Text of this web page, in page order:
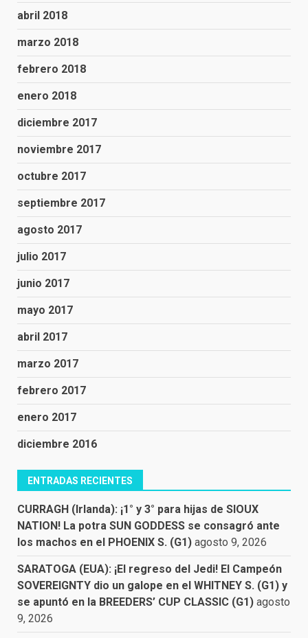
abril 2018
marzo 2018
febrero 2018
enero 2018
diciembre 2017
noviembre 2017
octubre 2017
septiembre 2017
agosto 2017
julio 2017
junio 2017
mayo 2017
abril 2017
marzo 2017
febrero 2017
enero 2017
diciembre 2016
ENTRADAS RECIENTES
CURRAGH (Irlanda): ¡1° y 3° para hijas de SIOUX
NATION! La potra SUN GODDESS se consagró ante
los machos en el PHOENIX S. (G1) agosto 9, 2026
SARATOGA (EUA): ¡El regreso del Jedi! El Campeón
SOVEREIGNTY dio un galope en el WHITNEY S. (G1) y
se apuntó en la BREEDERS’ CUP CLASSIC (G1) agosto
9, 2026